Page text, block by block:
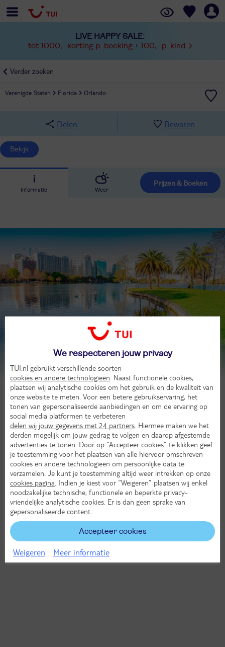
LIVE HAPPY SALE:
tot 1000,- korting p. boeking + 100,- p. kind
Verder zoeken
Verenigde Staten Florida Orlando
Delen Bewaren
Bekijk
Informatie Weer
Prijzen & Boeken
Orlando
We respecteren jouw privacy
TUI.nl gebruikt verschillende soorten
cookies en andere technologieën . Naast functionele cookies,
plaatsen wij analytische cookies om het gebruik en de kwaliteit van
onze website te meten. Voor een betere gebruikservaring, het
tonen van gepersonaliseerde aanbiedingen en om de ervaring op
social media platformen te verbeteren
delen wij jouw gegevens met 24 partners . Hiermee maken we het
derden mogelijk om jouw gedrag te volgen en daarop afgestemde
advertenties te tonen. Door op “Accepteer cookies” te klikken geef
je toestemming voor het plaatsen van alle hiervoor omschreven
cookies en andere technologieën om persoonlijke data te
verzamelen. Je kunt je toestemming altijd weer intrekken op onze
cookies pagina . Indien je kiest voor “Weigeren” plaatsen wij enkel
noodzakelijke technische, functionele en beperkte privacy-
vriendelijke analytische cookies. Er is dan geen sprake van
gepersonaliseerde content.
Accepteer cookies
Weigeren Meer informatie